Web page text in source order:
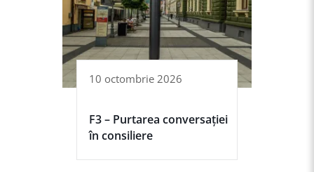
10 octombrie 2026
F3 – Purtarea conversației
în consiliere